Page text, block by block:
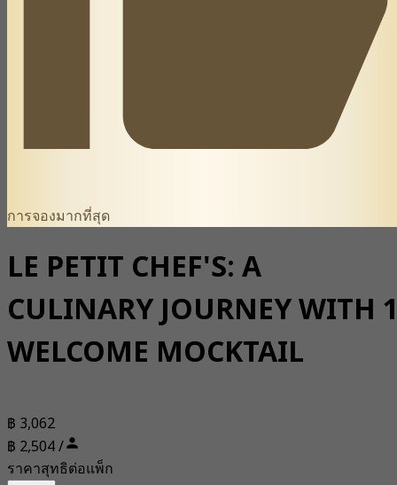
การจองมากที่สุด
LE PETIT CHEF'S: A
CULINARY JOURNEY WITH
WELCOME MOCKTAIL
฿ 3,062
฿ 2,504 /
ราคาสุทธิต่อแพ็ก